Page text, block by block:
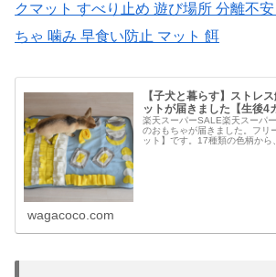
クマット すべり止め 遊び場所 分離不
ちゃ 噛み 早食い防止 マット 餌
【子犬と暮らす】ストレ
ットが届きました【生後4
楽天スーパーSALE楽天スーパ
のおもちゃが届きました。フリ
ット】です。17種類の色柄から
wagacoco.com